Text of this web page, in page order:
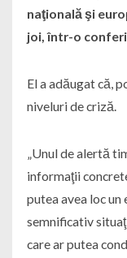
naţională şi
joi, într-o
El a adăugat că,
niveluri de criză.
„Unul de alertă
informaţii
putea avea loc
semnificativ
care ar putea